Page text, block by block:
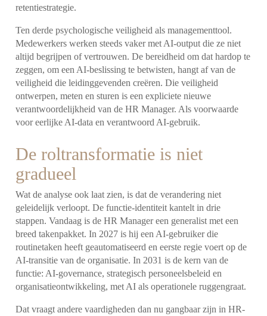
retentiestrategie.
Ten derde psychologische veiligheid als managementtool.
Medewerkers werken steeds vaker met AI-output die ze niet
altijd begrijpen of vertrouwen. De bereidheid om dat hardop te
zeggen, om een AI-beslissing te betwisten, hangt af van de
veiligheid die leidinggevenden creëren. Die veiligheid
ontwerpen, meten en sturen is een expliciete nieuwe
verantwoordelijkheid van de HR Manager. Als voorwaarde
voor eerlijke AI-data en verantwoord AI-gebruik.
De roltransformatie is niet
gradueel
Wat de analyse ook laat zien, is dat de verandering niet
geleidelijk verloopt. De functie-identiteit kantelt in drie
stappen. Vandaag is de HR Manager een generalist met een
breed takenpakket. In 2027 is hij een AI-gebruiker die
routinetaken heeft geautomatiseerd en eerste regie voert op de
AI-transitie van de organisatie. In 2031 is de kern van de
functie: AI-governance, strategisch personeelsbeleid en
organisatieontwikkeling, met AI als operationele ruggengraat.
Dat vraagt andere vaardigheden dan nu gangbaar zijn in HR-